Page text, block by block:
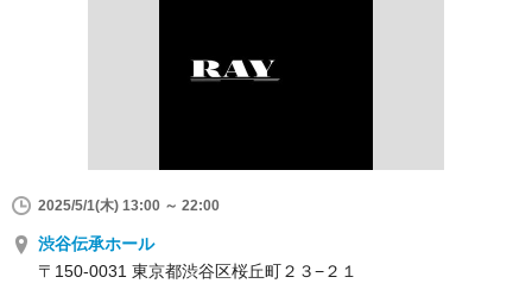
2025/5/1(木) 13:00 ～ 22:00
渋谷伝承ホール
〒150-0031 東京都渋谷区桜丘町２３−２１